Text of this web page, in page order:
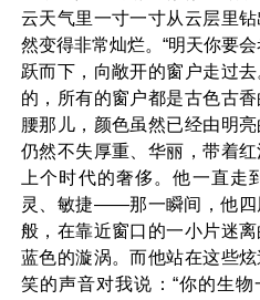
云天气里一寸一寸从云层里
然变得非常灿烂。“明天你要
跃而下，向敞开的窗户走过
的，所有的窗户都是古色古
腰那儿，颜色虽然已经由明
仍然不失厚重、华丽，带着
上个时代的奢侈。他一直
灵、敏捷——那一瞬间，他四
般，在靠近窗口的一小片迷
蓝色的漩涡。而他站在这些
笑的声音对我说：“你的生